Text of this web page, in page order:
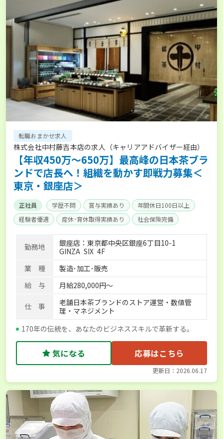
転職おまかせ求人
株式会社中村藤吉本店の求人（キャリアアドバイザー経由）
【年収450万〜650万】最高峰の日本茶ブラ
ンドで店長へ！組織を動かす即戦力募集＜
東京・銀座店＞
正社員 学歴不問 賞与実績あり
年間休日100日以上
経験者優遇
産休･育休取得実績あり 社会保険完備
勤務地
銀座店：東京都中央区銀座6丁目10-1
GINZA SIX 4F
業 種
製造･加工･販売
給 与
月給280,000円～
仕 事
老舗日本茶ブランドのストア運営・数値管
理・マネジメント
170年の伝統を、あなたのビジネススキルで革新する。
気になる 応募はこちら
更新日：2026.06.17